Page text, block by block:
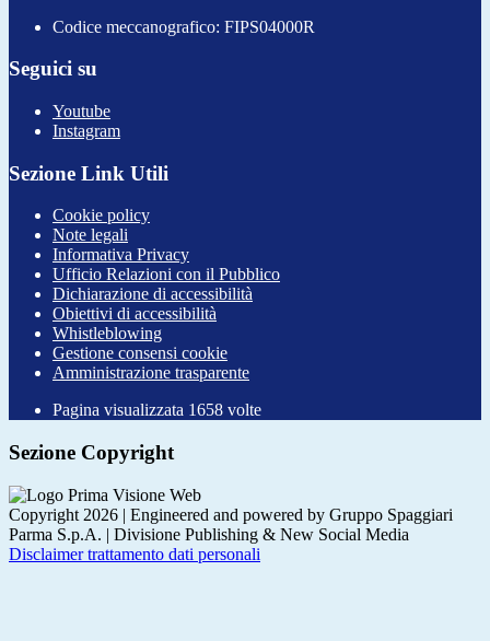
Codice meccanografico: FIPS04000R
Seguici su
Youtube
Instagram
Sezione Link Utili
Cookie policy
Note legali
Informativa Privacy
Ufficio Relazioni con il Pubblico
Dichiarazione di accessibilità
Obiettivi di accessibilità
Whistleblowing
Gestione consensi cookie
Amministrazione trasparente
Pagina visualizzata 1658 volte
Sezione Copyright
Copyright 2026 | Engineered and powered by Gruppo Spaggiari
Parma S.p.A. | Divisione Publishing & New Social Media
Disclaimer trattamento dati personali